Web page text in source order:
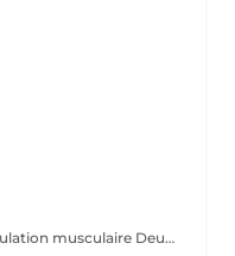
Modes personnalisables Électrostimulation musculaire Deux poignées indépendantes : contrôlez la puissance indépendamment, permettant des entraînements synchronisés ou individualisés Sûr et non invasif : notre machine est exempte de courant, d'hyperthermie, de rayonnement et ne nécessite aucune période de récupération. Brûlage de graisse et développement musculaire sans effort Gain de temps et d'efforts : seulement 30 minutes d'utilisation équivalent à 30 000 contractions musculaires, l'équivalent d'innombrables rouleaux de ventre ou squats.